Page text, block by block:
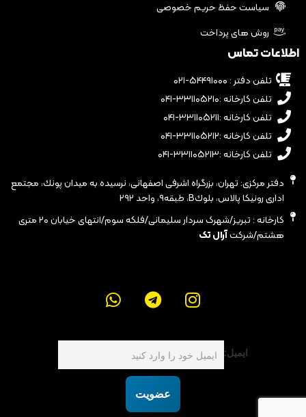
سیاست حفظ حریم خصوصی
روش های پرداخت
اطلاعات تماس
تلفن دفتر : ۵۴۴۹۱۰۰۰-۰۲۱
تلفن کارخانه :۳۳۱۱۰۵۲۱۰-۰۴۱
تلفن کارخانه :۳۳۱۱۰۵۲۱۱-۰۴۱
تلفن کارخانه :۳۳۱۱۰۵۲۱۲-۰۴۱
تلفن کارخانه :۳۳۱۱۰۵۲۱۳-۰۴۱
دفتر مرکزی: تهران، بزرگراه اشرفى اصفهانى، نرسيده به ميدان پونك، مجتمع
ادارى رونيكا پالاس، بلوكB، طبقه٩، واحد ٢٩٢
کارخانه : تبریز/شهرک سردار سلیمانی/فلکه سوم/انتهای خیابان ۲۰ متری
هشتم/شرکتآرال تک
ایمیل:
عضویت